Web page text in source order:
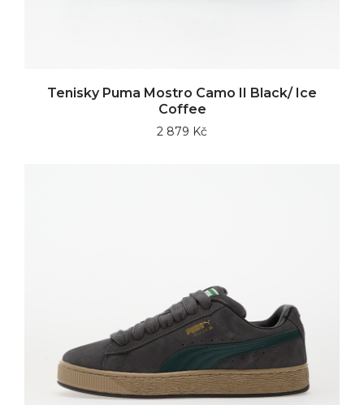
Tenisky Puma Mostro Camo II Black/ Ice
Coffee
2 879 Kč